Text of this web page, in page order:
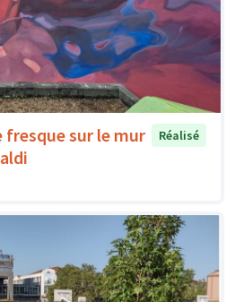
fresque sur le mur
Réalisé